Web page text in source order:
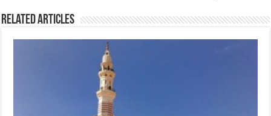
Related Articles